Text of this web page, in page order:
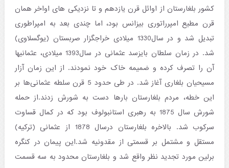
کشور بلغارستان از اوائل قرن یازدهم و تا نزدیکی های اواخر همان
قرن مطیع امپرراتوری بیزانس بود، اما چندی بعد به امپراطوری
تبدیل شد و در سال1330 میلادی خراجگزار صربستان (یوگسلاوی)
شد. در زمان سلطان بایزسد عثمانی در سال1393 میلادی، عثمانیها
آن را تصرف کرده و ضمیمه خاک خود نمودند. از این زمان آزار
مسیحیان بلغاری آغاز شد. در طی حدود 5 قرن سلطه عثمانی‌ها بر
این خطه، مردم بلغارستان بارها دست به شورش زدند.از حمله
شورش سال 1875 به رهبری استانبولوف بود که در کمال قساوت
سرکوب شد. بالاخره بلغارستان درسال 1878 از عثمانی (ترکیه)
مستقل و مشتمل بر قسمتی از مقدونیه شد.این پیمان در کنگره
برلین مورد تجدید نظر واقع شد و بلغارستان محدود به سه قسمت